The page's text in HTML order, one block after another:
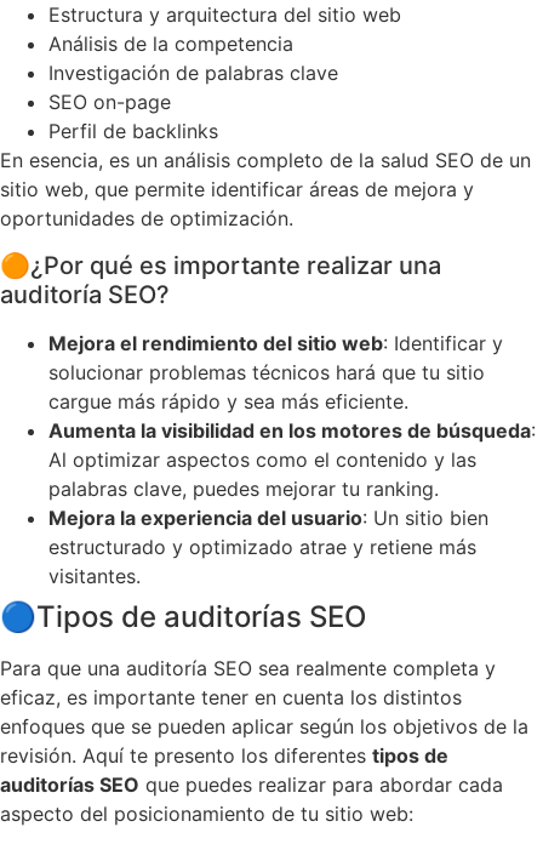
Estructura y arquitectura del sitio web
Análisis de la competencia
Investigación de palabras clave
SEO on-page
Perfil de backlinks
En esencia, es un análisis completo de la salud SEO de un
sitio web, que permite identificar áreas de mejora y
oportunidades de optimización.
🟠¿Por qué es importante realizar una
auditoría SEO?
Mejora el rendimiento del sitio web: Identificar y
solucionar problemas técnicos hará que tu sitio
cargue más rápido y sea más eficiente.
Aumenta la visibilidad en los motores de búsqueda:
Al optimizar aspectos como el contenido y las
palabras clave, puedes mejorar tu ranking.
Mejora la experiencia del usuario: Un sitio bien
estructurado y optimizado atrae y retiene más
visitantes.
🔵Tipos de auditorías SEO
Para que una auditoría SEO sea realmente completa y
eficaz, es importante tener en cuenta los distintos
enfoques que se pueden aplicar según los objetivos de la
revisión. Aquí te presento los diferentes tipos de
auditorías SEO que puedes realizar para abordar cada
aspecto del posicionamiento de tu sitio web: